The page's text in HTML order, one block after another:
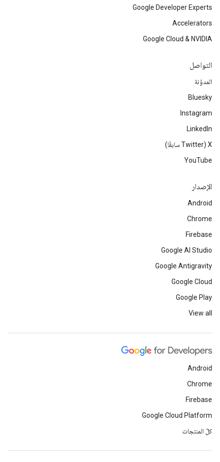
Google Developer Experts
Accelerators
Google Cloud & NVIDIA
التواصل
المدوّنة
Bluesky
Instagram
LinkedIn
‫X ‏(Twitter سابقًا)
YouTube
الإصدار
Android
Chrome
Firebase
Google AI Studio
Google Antigravity
Google Cloud
Google Play
View all
Android
Chrome
Firebase
Google Cloud Platform
كلّ المنتجات